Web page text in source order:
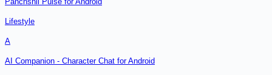
Lifestyle
A
AI Companion - Character Chat for Android